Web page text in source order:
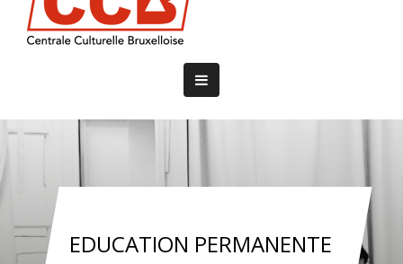
EDUCATION PERMANENTE